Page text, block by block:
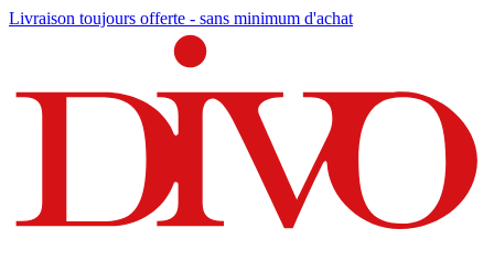
Livraison toujours offerte - sans minimum d'achat